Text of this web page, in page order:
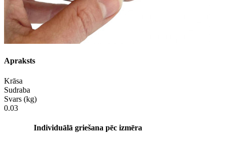
Apraksts
Krāsa
Sudraba
Svars (kg)
0.03
Individuālā griešana pēc izmēra